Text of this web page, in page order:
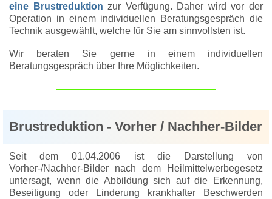
eine Brustreduktion zur Verfügung. Daher wird vor der
Operation in einem individuellen Beratungsgespräch die
Technik ausgewählt, welche für Sie am sinnvollsten ist.
Wir beraten Sie gerne in einem individuellen
Beratungsgespräch über Ihre Möglichkeiten.
Brustreduktion - Vorher / Nachher-Bilder
Seit dem 01.04.2006 ist die Darstellung von
Vorher-/Nachher-Bilder nach dem Heilmittelwerbegesetz
untersagt, wenn die Abbildung sich auf die Erkennung,
Beseitigung oder Linderung krankhafter Beschwerden